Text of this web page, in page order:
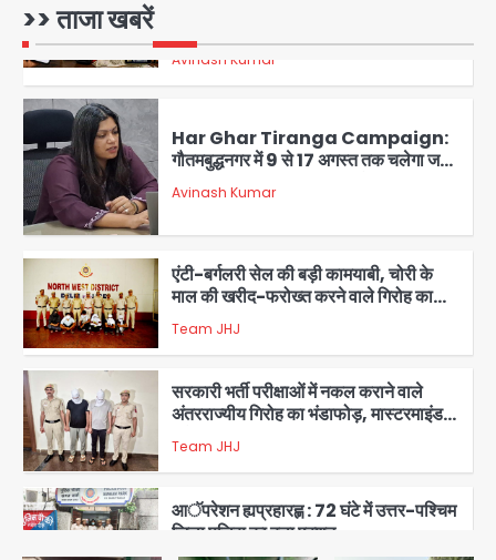
>> ताजा खबरें
1 Avinash Kumar
2
Har Ghar Tiranga Campaign:
गौतमबुद्धनगर में 9 से 17 अगस्त तक चलेगा जन-
जागरूकता महाअभियान, डीएम ने की समीक्षा
बैठक
Avinash Kumar
3
एंटी-बर्गलरी सेल की बड़ी कामयाबी, चोरी के
माल की खरीद-फरोख्त करने वाले गिरोह का
भंडाफोड़
Team JHJ
4
सरकारी भर्ती परीक्षाओं में नकल कराने वाले
अंतरराज्यीय गिरोह का भंडाफोड़, मास्टरमाइंड
समेत 7 गिरफ्तार
Team JHJ
आॅपरेशन ह्यप्रहारह्ण : 72 घंटे में उत्तर-पश्चिम
जिला पुलिस का बड़ा एक्शन